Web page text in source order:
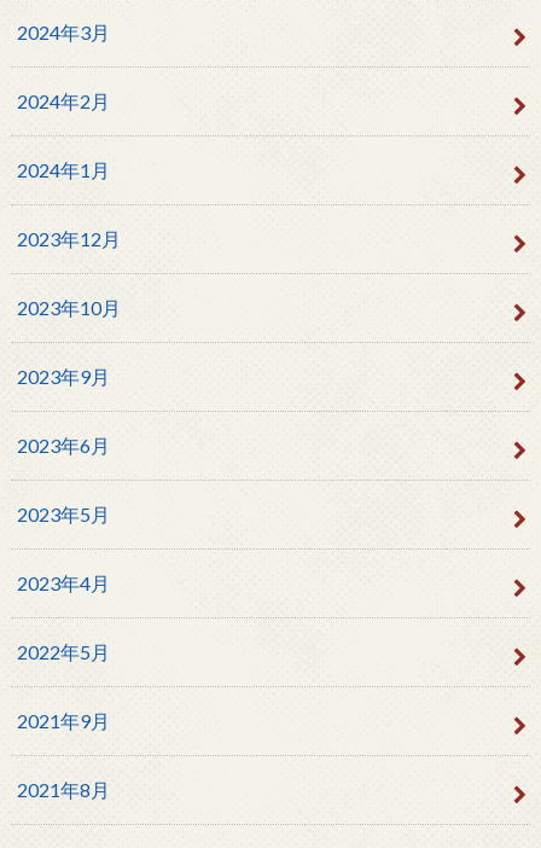
2024年3月
2024年2月
2024年1月
2023年12月
2023年10月
2023年9月
2023年6月
2023年5月
2023年4月
2022年5月
2021年9月
2021年8月